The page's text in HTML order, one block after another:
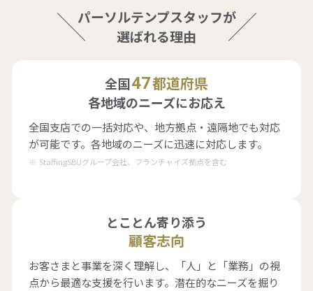
パーソルテンプスタッフが
選ばれる理由
全国47都道府県
各地域のニーズにお応え
全国支店での一括対応や、地方拠点・遠隔地でも対応
が可能です。各地域のニーズに迅速に対応します。
StaffingSBUグループ会社、フランチャイズ拠点を含む
とことん寄り添う
顧客志向
お客さまと事業を深く理解し、「人」と「業務」の視
点から最適な支援を行います。潜在的なニーズを掘り